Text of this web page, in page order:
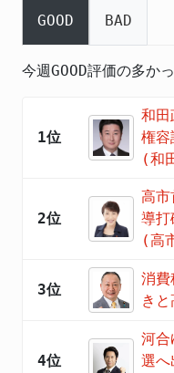
GOOD BAD
今週GOOD評価の多か
1位
和田
権
(和
2位
高市
導打
(高
3位
消費
き
4位
河合
選